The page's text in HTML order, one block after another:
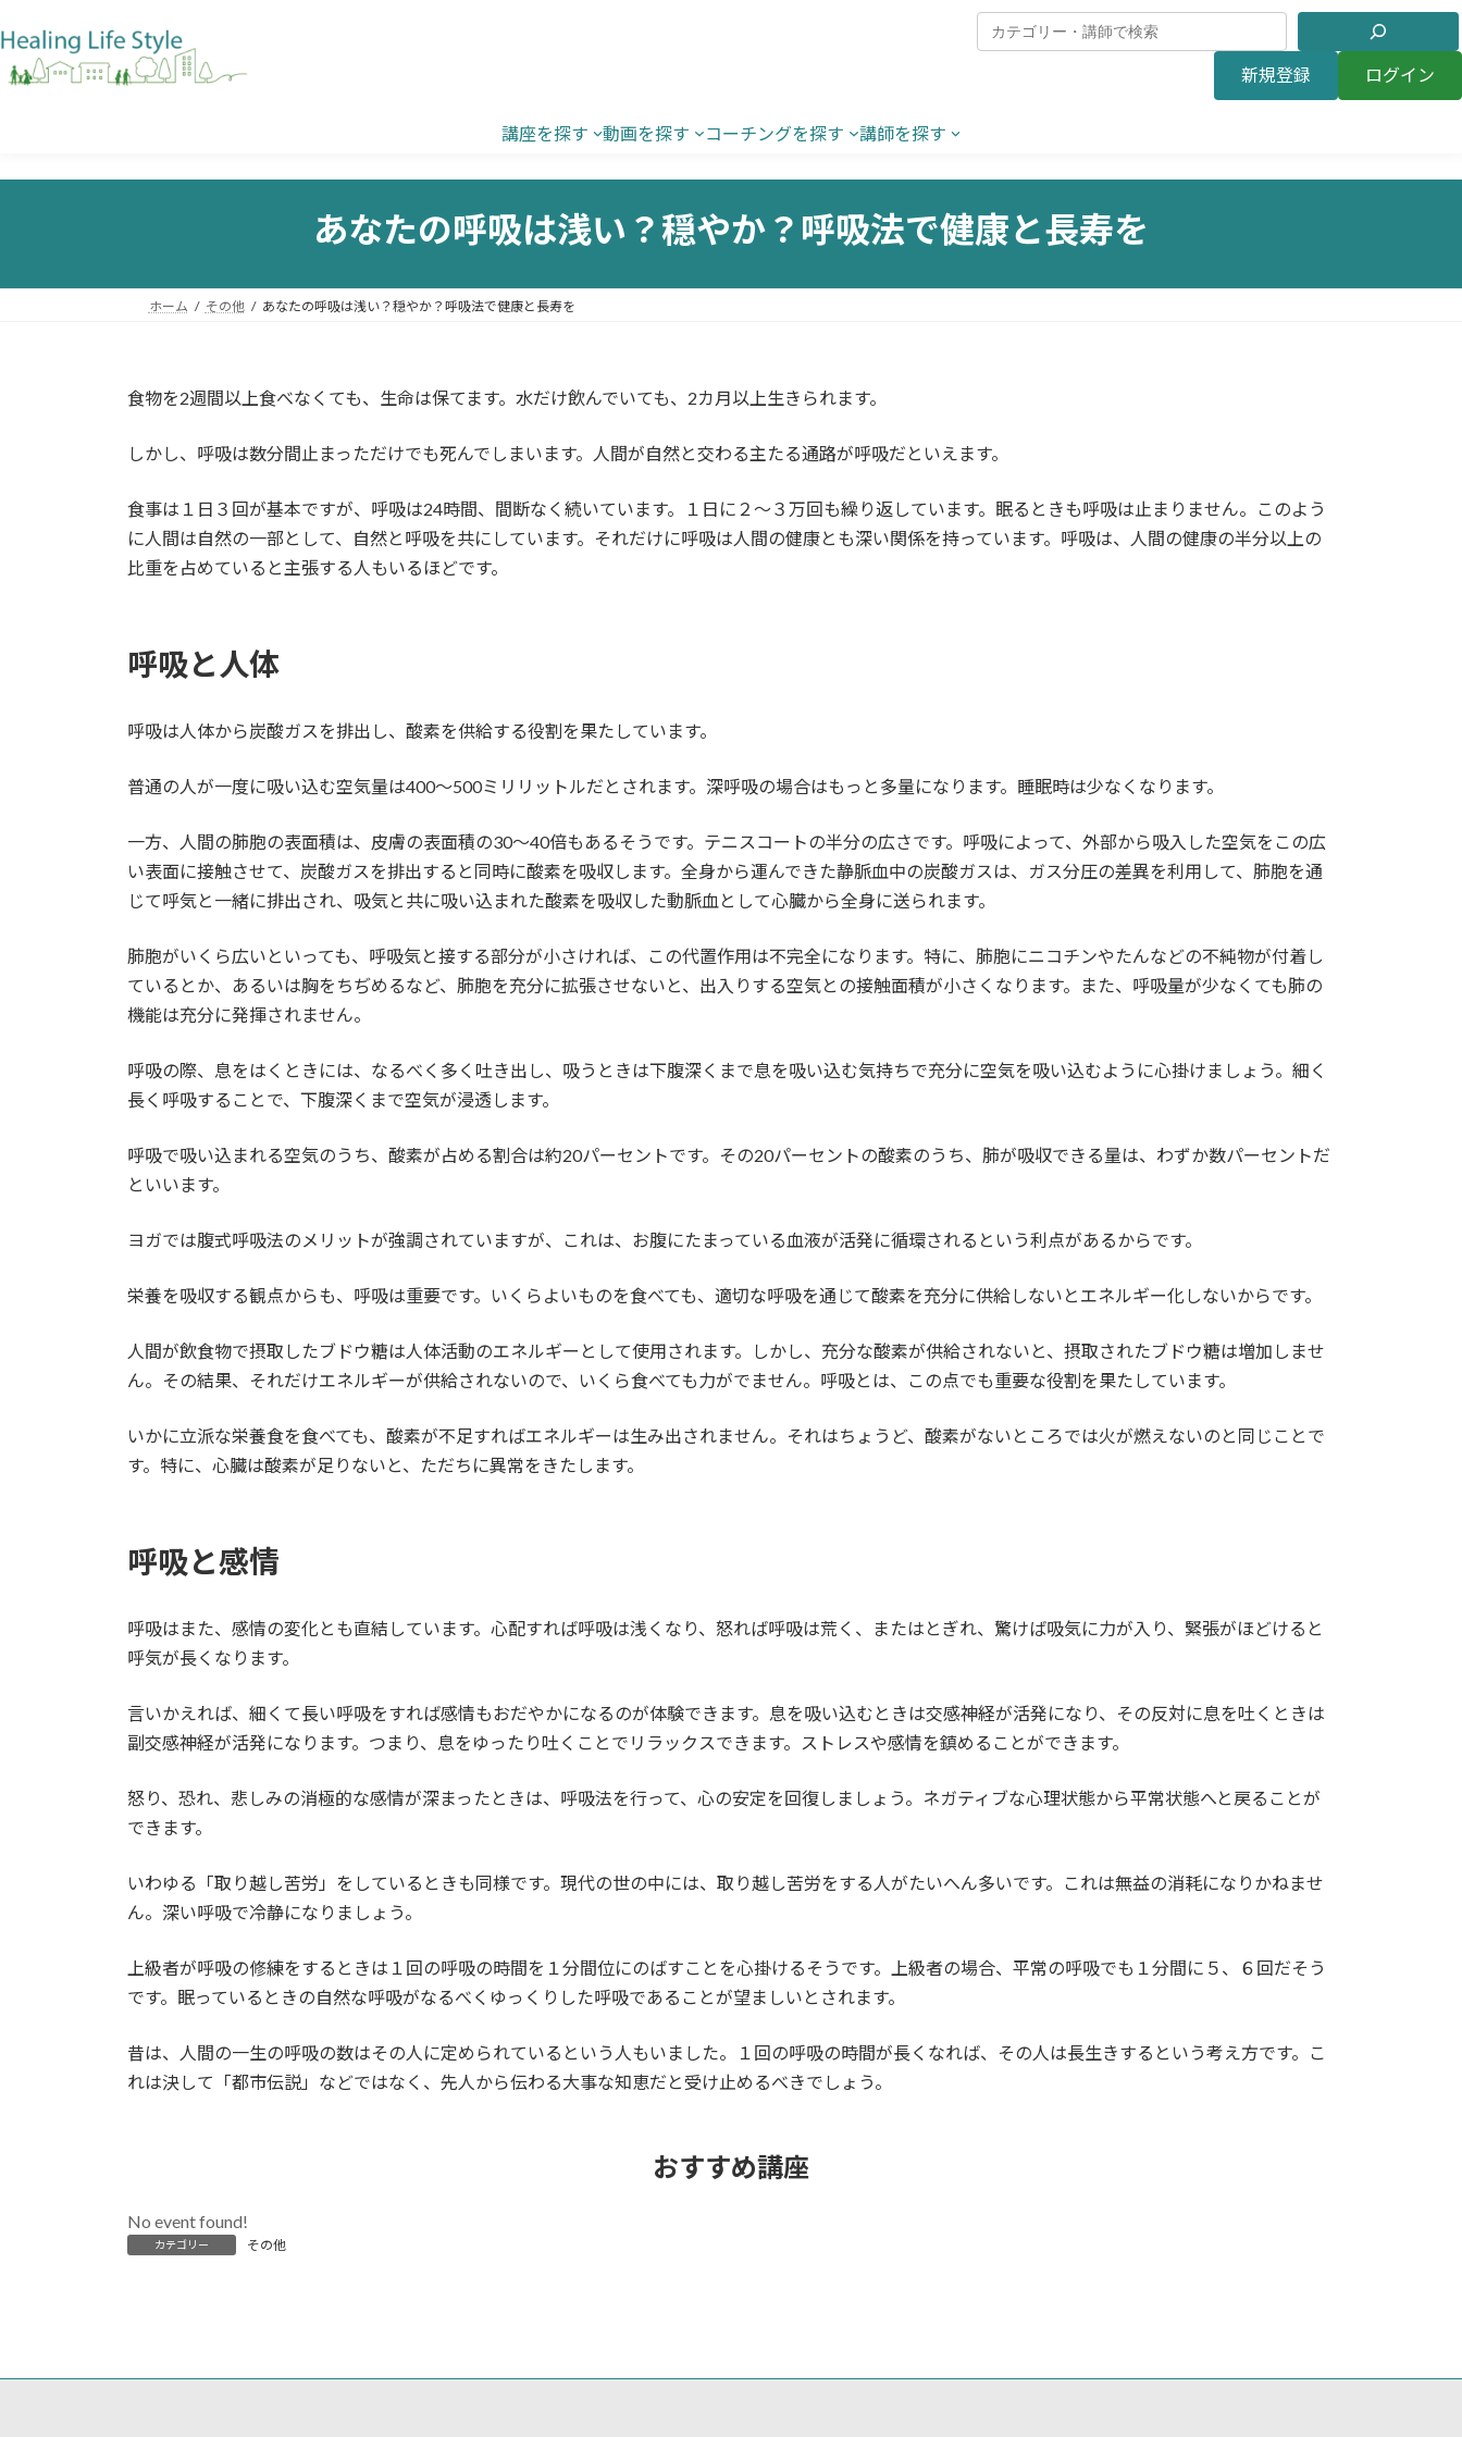
新規登録 ログイン
講座を探す 動画を探す コーチングを探す 講師を探す
あなたの呼吸は浅い？穏やか？呼吸法で健康と長寿を
ホーム その他 あなたの呼吸は浅い？穏やか？呼吸法で健康と長寿を
食物を2週間以上食べなくても、生命は保てます。水だけ飲んでいても、2カ月以上生きられます。
しかし、呼吸は数分間止まっただけでも死んでしまいます。人間が自然と交わる主たる通路が呼吸だといえます。
食事は１日３回が基本ですが、呼吸は24時間、間断なく続いています。１日に２～３万回も繰り返しています。眠るときも呼吸は止まりません。このよう
に人間は自然の一部として、自然と呼吸を共にしています。それだけに呼吸は人間の健康とも深い関係を持っています。呼吸は、人間の健康の半分以上の
比重を占めていると主張する人もいるほどです。
呼吸と人体
呼吸は人体から炭酸ガスを排出し、酸素を供給する役割を果たしています。
普通の人が一度に吸い込む空気量は400～500ミリリットルだとされます。深呼吸の場合はもっと多量になります。睡眠時は少なくなります。
一方、人間の肺胞の表面積は、皮膚の表面積の30～40倍もあるそうです。テニスコートの半分の広さです。呼吸によって、外部から吸入した空気をこの広
い表面に接触させて、炭酸ガスを排出すると同時に酸素を吸収します。全身から運んできた静脈血中の炭酸ガスは、ガス分圧の差異を利用して、肺胞を通
じて呼気と一緒に排出され、吸気と共に吸い込まれた酸素を吸収した動脈血として心臓から全身に送られます。
肺胞がいくら広いといっても、呼吸気と接する部分が小さければ、この代置作用は不完全になります。特に、肺胞にニコチンやたんなどの不純物が付着し
ているとか、あるいは胸をちぢめるなど、肺胞を充分に拡張させないと、出入りする空気との接触面積が小さくなります。また、呼吸量が少なくても肺の
機能は充分に発揮されません。
呼吸の際、息をはくときには、なるべく多く吐き出し、吸うときは下腹深くまで息を吸い込む気持ちで充分に空気を吸い込むように心掛けましょう。細く
長く呼吸することで、下腹深くまで空気が浸透します。
呼吸で吸い込まれる空気のうち、酸素が占める割合は約20パーセントです。その20パーセントの酸素のうち、肺が吸収できる量は、わずか数パーセントだ
といいます。
ヨガでは腹式呼吸法のメリットが強調されていますが、これは、お腹にたまっている血液が活発に循環されるという利点があるからです。
栄養を吸収する観点からも、呼吸は重要です。いくらよいものを食べても、適切な呼吸を通じて酸素を充分に供給しないとエネルギー化しないからです。
人間が飲食物で摂取したブドウ糖は人体活動のエネルギーとして使用されます。しかし、充分な酸素が供給されないと、摂取されたブドウ糖は増加しませ
ん。その結果、それだけエネルギーが供給されないので、いくら食べても力がでません。呼吸とは、この点でも重要な役割を果たしています。
いかに立派な栄養食を食べても、酸素が不足すればエネルギーは生み出されません。それはちょうど、酸素がないところでは火が燃えないのと同じことで
す。特に、心臓は酸素が足りないと、ただちに異常をきたします。
呼吸と感情
呼吸はまた、感情の変化とも直結しています。心配すれば呼吸は浅くなり、怒れば呼吸は荒く、またはとぎれ、驚けば吸気に力が入り、緊張がほどけると
呼気が長くなります。
言いかえれば、細くて長い呼吸をすれば感情もおだやかになるのが体験できます。息を吸い込むときは交感神経が活発になり、その反対に息を吐くときは
副交感神経が活発になります。つまり、息をゆったり吐くことでリラックスできます。ストレスや感情を鎮めることができます。
怒り、恐れ、悲しみの消極的な感情が深まったときは、呼吸法を行って、心の安定を回復しましょう。ネガティブな心理状態から平常状態へと戻ることが
できます。
いわゆる「取り越し苦労」をしているときも同様です。現代の世の中には、取り越し苦労をする人がたいへん多いです。これは無益の消耗になりかねませ
ん。深い呼吸で冷静になりましょう。
上級者が呼吸の修練をするときは１回の呼吸の時間を１分間位にのばすことを心掛けるそうです。上級者の場合、平常の呼吸でも１分間に５、６回だそう
です。眠っているときの自然な呼吸がなるべくゆっくりした呼吸であることが望ましいとされます。
昔は、人間の一生の呼吸の数はその人に定められているという人もいました。１回の呼吸の時間が長くなれば、その人は長生きするという考え方です。こ
れは決して「都市伝説」などではなく、先人から伝わる大事な知恵だと受け止めるべきでしょう。
おすすめ講座
No event found!
カテゴリー その他